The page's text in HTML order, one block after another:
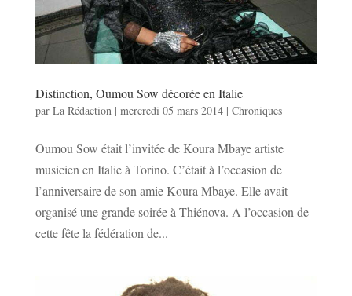
Distinction, Oumou Sow décorée en Italie
par La Rédaction | mercredi 05 mars 2014| Chroniques
Oumou Sow était l’invitée de Koura Mbaye artiste
musicien en Italie à Torino. C’était à l’occasion de
l’anniversaire de son amie Koura Mbaye. Elle avait
organisé une grande soirée à Thiénova. A l’occasion de
cette fête la fédération de...